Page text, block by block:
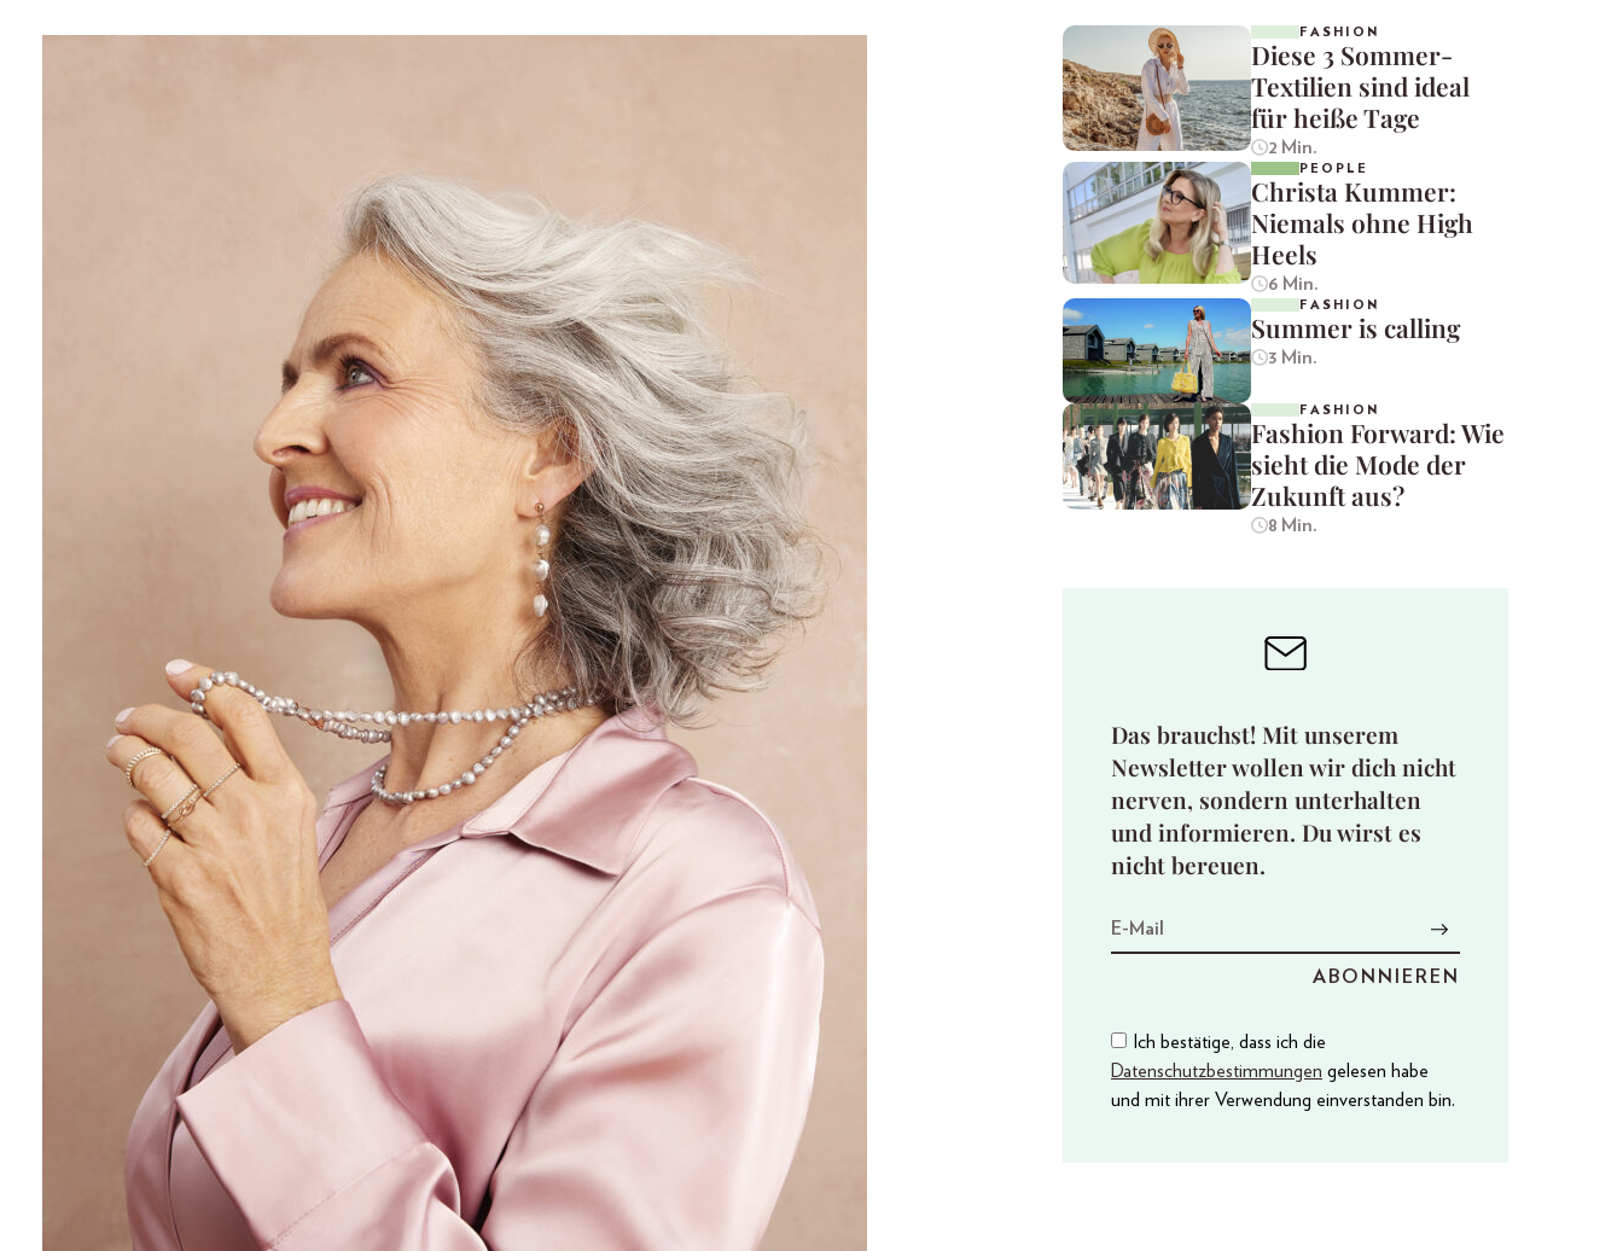
FASHION
Diese 3 Sommer-
Textilien sind ideal
für heiße Tage
2 Min.
PEOPLE
Christa Kummer:
Niemals ohne High
Heels
6 Min.
FASHION
Summer is calling
3 Min.
FASHION
Fashion Forward: Wie
sieht die Mode der
Zukunft aus?
8 Min.
Das brauchst! Mit unserem
Newsletter wollen wir dich nicht
nerven, sondern unterhalten
und informieren. Du wirst es
nicht bereuen.
Ich bestätige, dass ich die
Datenschutzbestimmungen gelesen habe
und mit ihrer Verwendung einverstanden bin.